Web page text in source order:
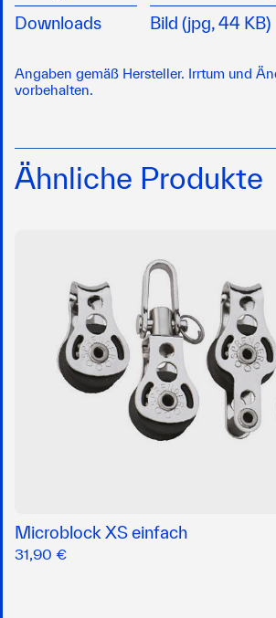
Downloads
Bild (jpg, 44 KB)
Angaben gemäß Hersteller. Irrtum und
vorbehalten.
Ähnliche Produkte
Microblock XS einfach
31,90 €